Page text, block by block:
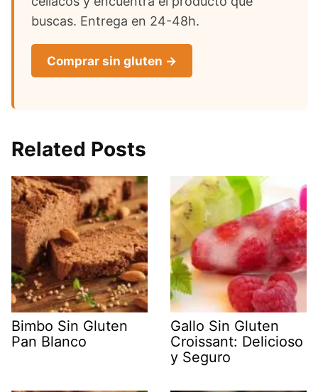
buscas. Entrega en 24-48h.
Comprar sin gluten →
Related Posts
Bimbo Sin Gluten
Pan Blanco
Gallo Sin Gluten
Croissant: Delicioso
y Seguro